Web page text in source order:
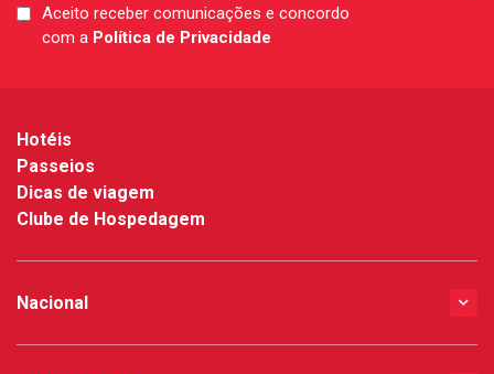
LGPDAceito receber comunicações e concordo
com a Política de Privacidade
Hotéis
Passeios
Dicas de viagem
Clube de Hospedagem
Nacional